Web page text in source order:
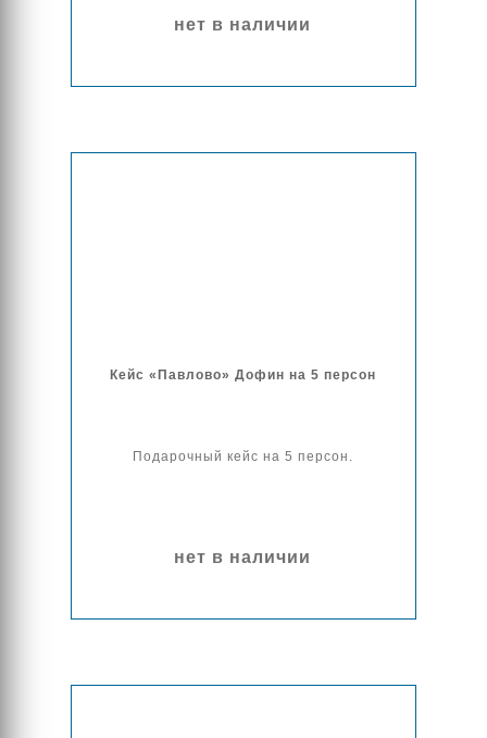
нет в наличии
Кейс «Павлово» Дофин на 5 персон
Подарочный кейс на 5 персон.
нет в наличии